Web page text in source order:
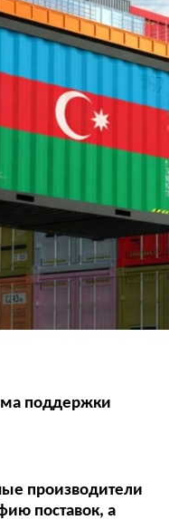
поддержки
производители
поставок, а